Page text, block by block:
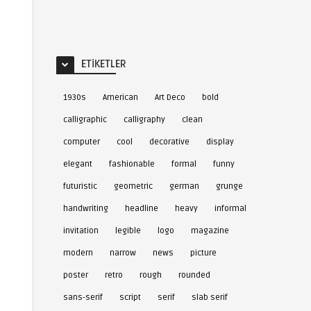
ETIKETLER
1930s American Art Deco bold
calligraphic calligraphy clean
computer cool decorative display
elegant fashionable formal funny
futuristic geometric german grunge
handwriting headline heavy informal
invitation legible logo magazine
modern narrow news picture
poster retro rough rounded
sans-serif script serif slab serif